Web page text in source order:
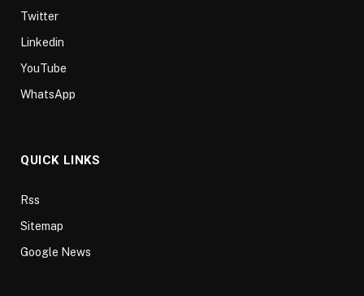
Twitter
Linkedin
YouTube
WhatsApp
QUICK LINKS
Rss
Sitemap
Google News